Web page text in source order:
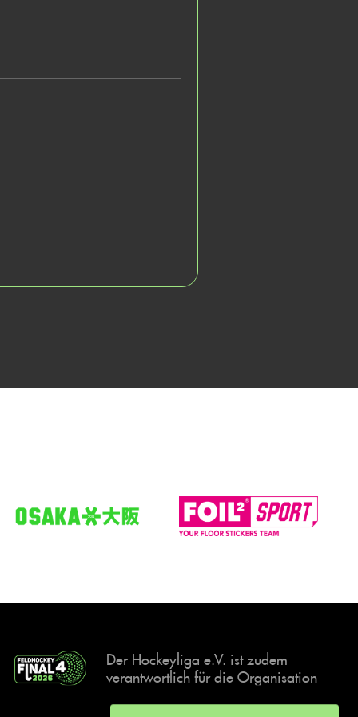
Der Hockeyliga e.V. ist zudem
verantwortlich für die Organisation
Events, der deutschen Hockey-